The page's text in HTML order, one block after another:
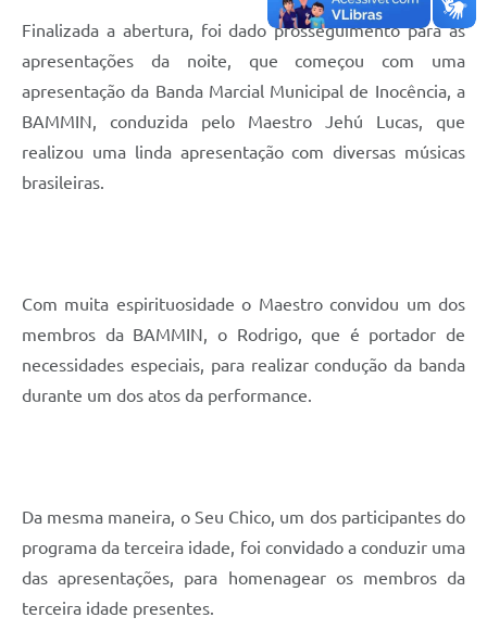
Finalizada a abertura, foi dado prosseguimento para as
apresentações da noite, que começou com uma
apresentação da Banda Marcial Municipal de Inocência, a
BAMMIN, conduzida pelo Maestro Jehú Lucas, que
realizou uma linda apresentação com diversas músicas
brasileiras.
Com muita espirituosidade o Maestro convidou um dos
membros da BAMMIN, o Rodrigo, que é portador de
necessidades especiais, para realizar condução da banda
durante um dos atos da performance.
Da mesma maneira, o Seu Chico, um dos participantes do
programa da terceira idade, foi convidado a conduzir uma
das apresentações, para homenagear os membros da
terceira idade presentes.